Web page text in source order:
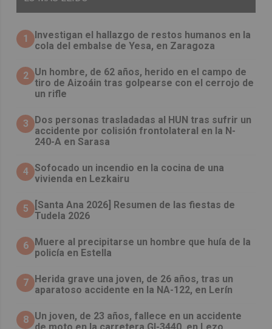
1
Investigan el hallazgo de restos humanos en la
cola del embalse de Yesa, en Zaragoza
2 Un hombre, de 62 años, herido en el campo de
tiro de Aizoáin tras golpearse con el cerrojo de
un rifle
3
​Dos personas trasladadas al HUN tras sufrir un
accidente por colisión frontolateral en la N-
240-A en Sarasa
4 Sofocado un incendio en la cocina de una
vivienda en Lezkairu
5
[Santa Ana 2026] Resumen de las fiestas de
Tudela 2026
6 Muere al precipitarse un hombre que huía de la
policía en Estella
7 Herida grave una joven, de 26 años, tras un
aparatoso accidente en la NA-122, en Lerín
8 Un joven, de 23 años, fallece en un accidente